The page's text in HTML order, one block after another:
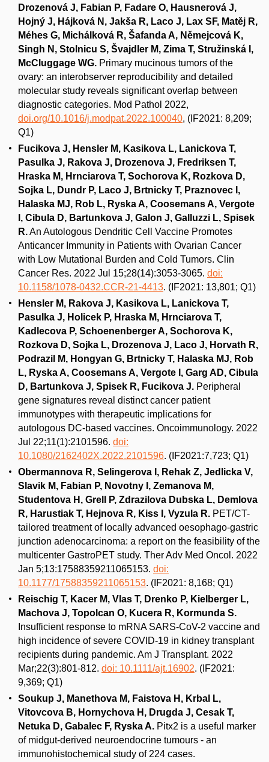
Drozenová J, Fabian P, Fadare O, Hausnerová J,
Hojný J, Hájková N, Jakša R, Laco J, Lax SF, Matěj R,
Méhes G, Michálková R, Šafanda A, Němejcová K,
Singh N, Stolnicu S, Švajdler M, Zima T, Stružinská I,
McCluggage WG. Primary mucinous tumors of the
ovary: an interobserver reproducibility and detailed
molecular study reveals significant overlap between
diagnostic categories. Mod Pathol 2022,
doi.org/10.1016/j.modpat.2022.100040, (IF2021: 8,209;
Q1)
Fucikova J, Hensler M, Kasikova L, Lanickova T,
Pasulka J, Rakova J, Drozenova J, Fredriksen T,
Hraska M, Hrnciarova T, Sochorova K, Rozkova D,
Sojka L, Dundr P, Laco J, Brtnicky T, Praznovec I,
Halaska MJ, Rob L, Ryska A, Coosemans A, Vergote
I, Cibula D, Bartunkova J, Galon J, Galluzzi L, Spisek
R.An Autologous Dendritic Cell Vaccine Promotes
Anticancer Immunity in Patients with Ovarian Cancer
with Low Mutational Burden and Cold Tumors. Clin
Cancer Res. 2022 Jul 15;28(14):3053-3065. doi:
10.1158/1078-0432.CCR-21-4413. (IF2021: 13,801; Q1)
Hensler M, Rakova J, Kasikova L, Lanickova T,
Pasulka J, Holicek P, Hraska M, Hrnciarova T,
Kadlecova P, Schoenenberger A, Sochorova K,
Rozkova D, Sojka L, Drozenova J, Laco J, Horvath R,
Podrazil M, Hongyan G, Brtnicky T, Halaska MJ, Rob
L, Ryska A, Coosemans A, Vergote I, Garg AD, Cibula
D, Bartunkova J, Spisek R, Fucikova J. Peripheral
gene signatures reveal distinct cancer patient
immunotypes with therapeutic implications for
autologous DC-based vaccines. Oncoimmunology. 2022
Jul 22;11(1):2101596. doi:
10.1080/2162402X.2022.2101596. (IF2021:7,723; Q1)
Obermannova R, Selingerova I, Rehak Z, Jedlicka V,
Slavik M, Fabian P, Novotny I, Zemanova M,
Studentova H, Grell P, Zdrazilova Dubska L, Demlova
R, Harustiak T, Hejnova R, Kiss I, Vyzula R. PET/CT-
tailored treatment of locally advanced oesophago-gastric
junction adenocarcinoma: a report on the feasibility of the
multicenter GastroPET study. Ther Adv Med Oncol. 2022
Jan 5;13:17588359211065153. doi:
10.1177/17588359211065153. (IF2021: 8,168; Q1)
Reischig T, Kacer M, Vlas T, Drenko P, Kielberger L,
Machova J, Topolcan O, Kucera R, Kormunda S.
Insufficient response to mRNA SARS-CoV-2 vaccine and
high incidence of severe COVID-19 in kidney transplant
recipients during pandemic. Am J Transplant. 2022
Mar;22(3):801-812. doi: 10.1111/ajt.16902. (IF2021:
9,369; Q1)
Soukup J, Manethova M, Faistova H, Krbal L,
Vitovcova B, Hornychova H, Drugda J, Cesak T,
Netuka D, Gabalec F, Ryska A. Pitx2 is a useful marker
of midgut-derived neuroendocrine tumours - an
immunohistochemical study of 224 cases.